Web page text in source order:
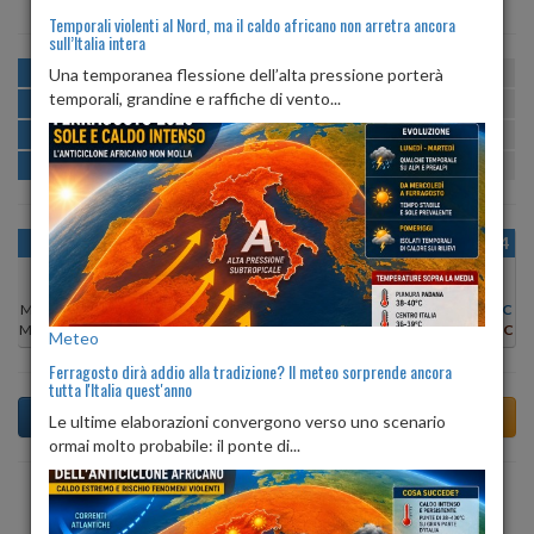
MATTINA min:17º max:27º U:
POMERIGGIO min:27º max:30º
SERA min:22º max:28º U:75% 84%
NOTTE min: 17º max:19º U:77%
OGGI
Min:
27°C
Max:30°C
DOM 09
Min:
Max:30°C
LUN 10
Min:26°C
Max:29°C
MAR 11
Min:
26°C
Max:29°C
MER 12
Max:31°C
GIO 13
Min:27°C
Max:30°C
VEN 14
26°C
Max:28°C
Previsioni del Tempo a Albidona tra 5 giorni
Temporali violenti al Nord, ma il caldo africano non arretra ancora
sull’Italia intera
Una temporanea flessione dell’alta pressione porterà
temporali, grandine e raffiche di vento...
Meteo
Ferragosto dirà addio alla tradizione? Il meteo sorprende ancora
tutta l'Italia quest'anno
Le ultime elaborazioni convergono verso uno scenario
ormai molto probabile: il ponte di...